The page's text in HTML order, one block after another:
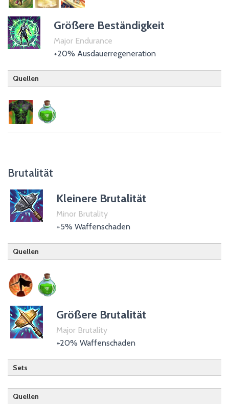
Größere Beständigkeit
Major Endurance
+20% Ausdauerregeneration
Quellen
Brutalität
Kleinere Brutalität
Minor Brutality
+5% Waffenschaden
Quellen
Größere Brutalität
Major Brutality
+20% Waffenschaden
Sets
Quellen